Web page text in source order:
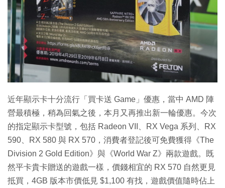
生成式AI與雲端應用
Enterprise Digital Transformation
特集
近年顯示卡十分流行「買卡送 Game」優惠，當中 AMD 陣
營最積極，稍為回氣之後，本月又再推出新一輪優惠。今次
的指定顯示卡型號，包括 Radeon VII、RX Vega 系列、RX
590、RX 580 與 RX 570，消費者登記後可免費獲得《The
Division 2 Gold Edition》與《World War Z》兩款遊戲。既
然平卡貴卡贈送的遊戲一樣，價錢相宜的 RX 570 自然更見
抵買，4GB 版本市價低見 $1,100 有找，遊戲價值隨時佔上